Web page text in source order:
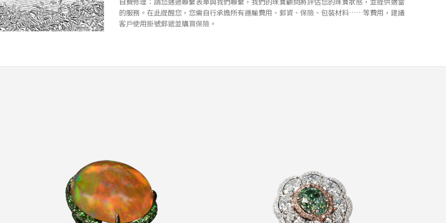
的服務。在此提醒您，您需⾃⾏承擔所有運輸費⽤、郵資、保險、包裝材料……等費⽤，建議
客⼾使⽤掛號郵遞並購買保險。